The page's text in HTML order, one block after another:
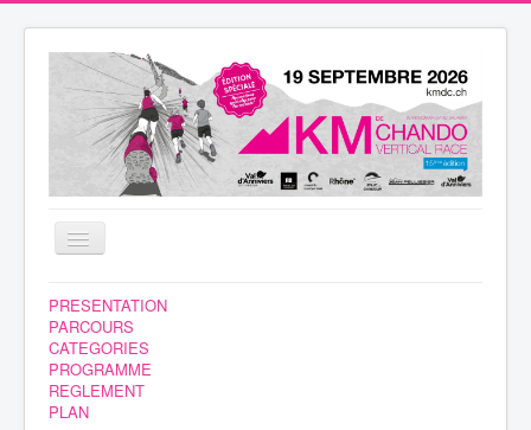
Basculer
la
NEWS
BENEVOLES
COURSE
INSCRIPTION
PRESENTATION
PARCOURS
CATEGORIES
PROGRAMME
REGLEMENT
PLAN